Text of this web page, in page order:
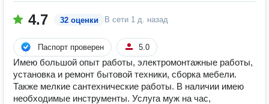
4.7 32 оценки В сети 1 д. назад
Паспорт проверен 5.0
Имею большой опыт работы, электромонтажные работы,
установка и ремонт бытовой техники, сборка мебели.
Также мелкие сантехнические работы. В наличии имею
необходимые инструменты. Услуга муж на час,